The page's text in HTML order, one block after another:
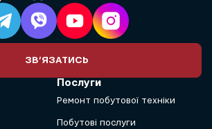
ЗВ’ЯЗАТИСЬ
Послуги
Ремонт побутової техніки
Побутові послуги